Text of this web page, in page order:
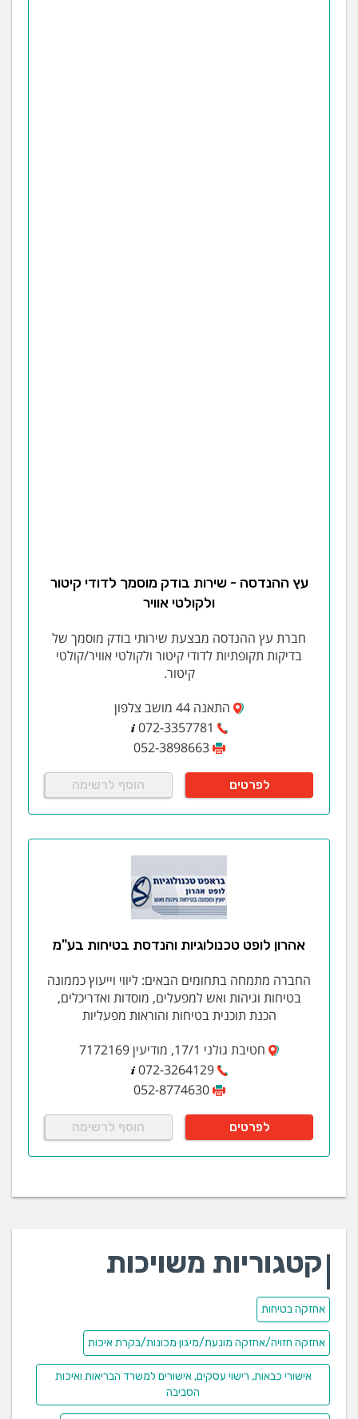
עץ ההנדסה - שירות בודק מוסמך לדודי קיטור
ולקולטי אוויר
חברת עץ ההנדסה מבצעת שירותי בודק מוסמך של
בדיקות תקופתיות לדודי קיטור ולקולטי אוויר/קולטי
קיטור.
התאנה 44 מושב צלפון
072-3357781
052-3898663
לפרטים הוסף לרשימה
אהרון לופט טכנולוגיות והנדסת בטיחות בע"מ
החברה מתמחה בתחומים הבאים: ליווי וייעוץ כממונה
בטיחות וגיהות ואש למפעלים, מוסדות ואדריכלים,
הכנת תוכנית בטיחות והוראות מפעליות
חטיבת גולני 17/1, מודיעין 7172169
072-3264129
052-8774630
לפרטים הוסף לרשימה
קטגוריות משויכות
אחזקה בטיחות
אחזקה חזויה/אחזקה מונעת/מיגון מכונות/בקרת איכות
אישורי כבאות, רישוי עסקים, אישורים למשרד הבריאות ואיכות
הסביבה